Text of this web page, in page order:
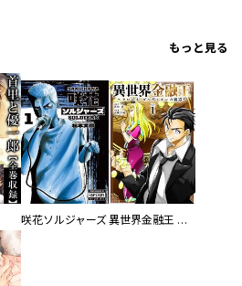
もっと見る
咲花ソルジャーズ 異世界金融王 ～クローネ・ゴルディオンの覇道～